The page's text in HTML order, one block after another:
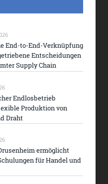
End-to-End-Verknüpfung
Entscheidungen
Supply Chain
Endlosbetrieb
Produktion von
Draht
ermöglicht
für Handel und